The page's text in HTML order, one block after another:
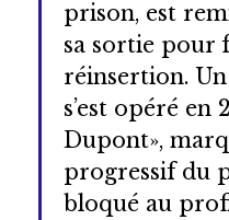
prison, est
sa sortie pour
réinsertion.
s’est opéré en
Dupont»,
progressif du
bloqué au